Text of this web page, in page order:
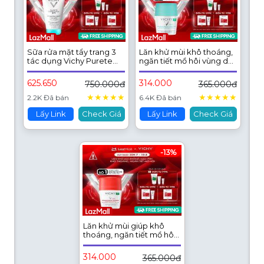
Sữa rửa mặt tẩy trang 3
tác dụng Vichy Purete
Thermal One Step
Cleanser
625.650 750.000đ
2.2K Đã bán ★★★★★
Lấy Link Check Giá
Lăn khử mùi khô thoáng,
ngăn tiết mồ hôi vùng da
dưới cánh tay lên đến
48H Vichy Traitement
Anti - Perspirant 50ml
314.000 365.000đ
6.4K Đã bán ★★★★★
Lấy Link Check Giá
Lăn khử mùi giúp khô
thoáng, ngăn tiết mồ hôi
vùng da dưới cánh tay
LÊN ĐẾN 72H Vichy
Détranspirant Intensif
314.000 365.000đ
-13%